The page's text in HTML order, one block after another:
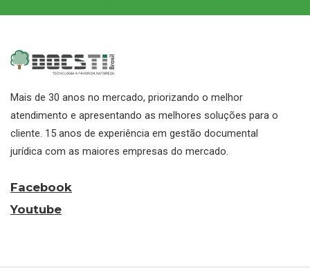
Mais de 30 anos no mercado, priorizando o melhor
atendimento e apresentando as melhores soluções para o
cliente. 15 anos de experiência em gestão documental
jurídica com as maiores empresas do mercado.
Facebook
Youtube